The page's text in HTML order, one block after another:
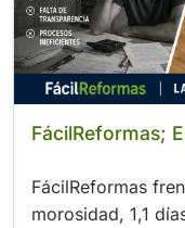
FácilReformas;
FácilReformas
morosidad, 1,1